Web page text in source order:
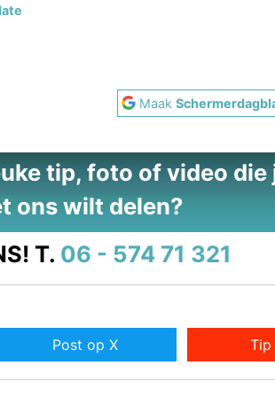
Maak
tip, foto of video die
ons wilt delen?
T. 06 - 574 71 321
Post op X Tip